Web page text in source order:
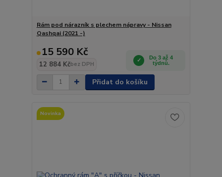
Rám pod nárazník s plechem nápravy - Nissan
Qashqai (2021 -)
15 590 Kč
12 884 Kčbez DPH
Do 3 až 4
týdnů.
Přidat do košíku
Novinka